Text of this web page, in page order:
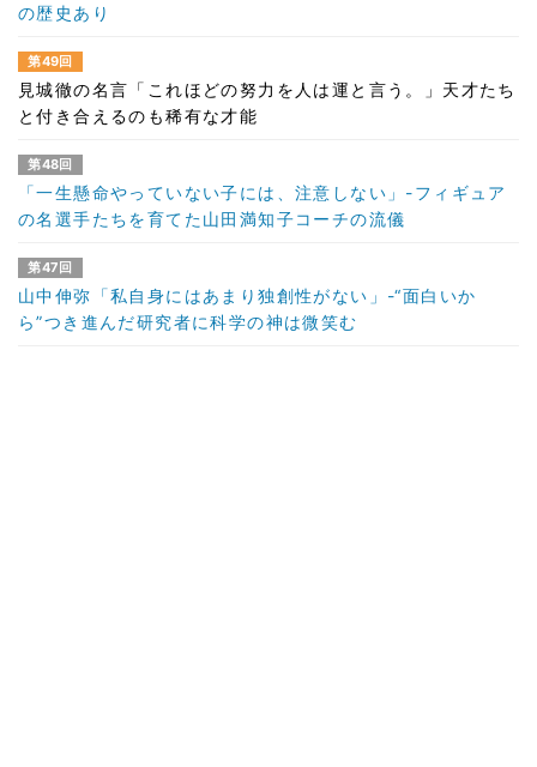
の歴史あり
第49回
見城徹の名言「これほどの努力を人は運と言う。」天才たち
と付き合えるのも稀有な才能
第48回
「一生懸命やっていない子には、注意しない」-フィギュア
の名選手たちを育てた山田満知子コーチの流儀
第47回
山中伸弥「私自身にはあまり独創性がない」-“面白いか
ら”つき進んだ研究者に科学の神は微笑む